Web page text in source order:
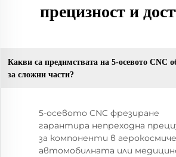
прецизност и
Какви са предимствата на 5-осевото CNC
за сложни части?
5-осевото CNC фрезиране
гарантира непреходна
за компоненти в
автомобилната или